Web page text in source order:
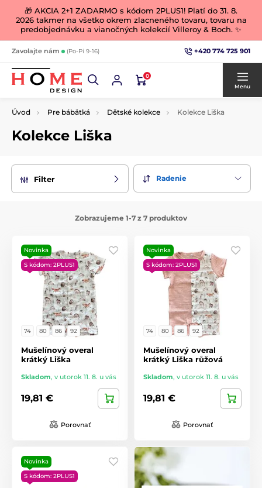
🎁 AKCIA 2+1 ZADARMO s kódom 2PLUS1! Platí do 31. 8.
2026 takmer na všetko okrem zlacneného tovaru, tovaru na
predobjednávku a vianočných kolekcií Villeroy & Boch. ✨
Zavolajte nám (Po-Pi 9-16) +420 774 725 901
0
Menu
Úvod Pre bábätká Dětské kolekce Kolekce Liška
Kolekce Liška
Filter Radenie
Zobrazujeme 1-7 z 7 produktov
Novinka
S kódom: 2PLUS1
74 80 86 92
Mušelínový overal
krátký Liška
Skladom, v utorok 11. 8. u vás
19,81 €
Porovnať
Novinka
S kódom: 2PLUS1
74 80 86 92
Mušelínový overal
krátký Liška růžová
Skladom, v utorok 11. 8. u vás
19,81 €
Porovnať
Novinka
S kódom: 2PLUS1